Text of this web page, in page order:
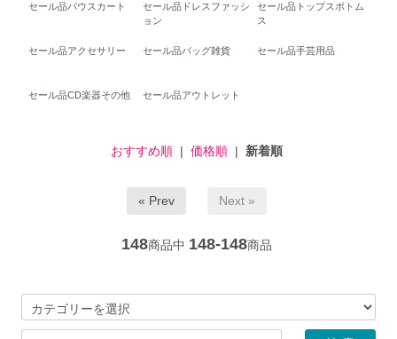
セール品パウスカート
セール品ドレスファッシ
ョン
セール品トップスボトム
ス
セール品アクセサリー セール品バッグ雑貨 セール品手芸用品
セール品CD楽器その他 セール品アウトレット
おすすめ順| 価格順| 新着順
« Prev Next »
148商品中 148-148商品